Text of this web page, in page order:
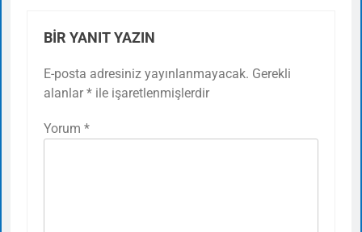
BIR YANIT YAZIN
E-posta adresiniz yayınlanmayacak. Gerekli
alanlar * ile işaretlenmişlerdir
Yorum *